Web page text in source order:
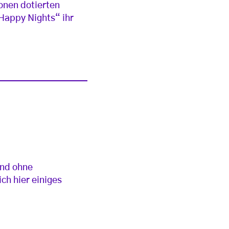
dotierten
Nights“ ihr
ohne
hier einiges